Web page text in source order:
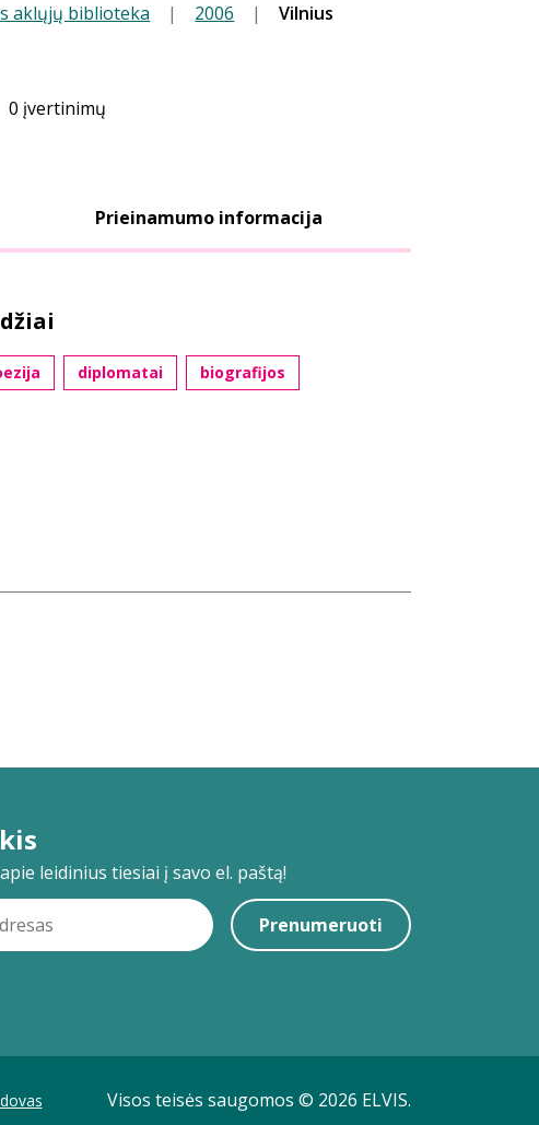
aklųjų biblioteka | 2006 | Vilnius
0 įvertinimų
Prieinamumo informacija
diplomatai biografijos
leidinius tiesiai į savo el. paštą!
Prenumeruoti
Visos teisės saugomos © 2026 ELVIS.